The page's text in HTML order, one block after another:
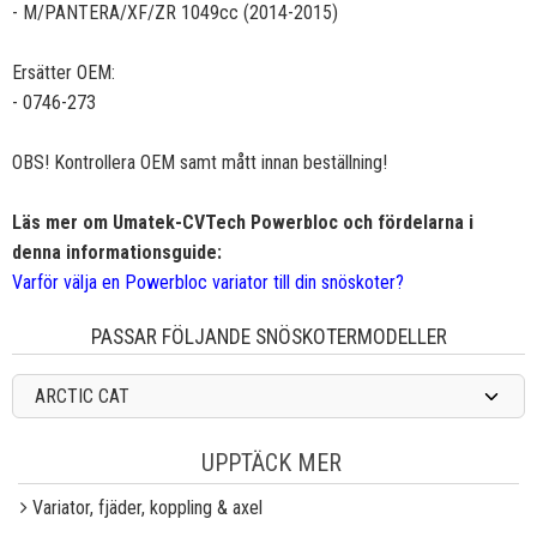
- M/PANTERA/XF/ZR 1049cc (2014-2015)
Ersätter OEM:
- 0746-273
OBS! Kontrollera OEM samt mått innan beställning!
Läs mer om Umatek-CVTech Powerbloc och fördelarna i
denna informationsguide:
Varför välja en Powerbloc variator till din snöskoter?
PASSAR FÖLJANDE SNÖSKOTERMODELLER
ARCTIC CAT
UPPTÄCK MER
Variator, fjäder, koppling & axel